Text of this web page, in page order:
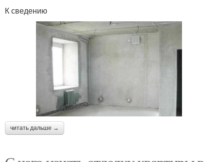
К сведению
читать дальше →